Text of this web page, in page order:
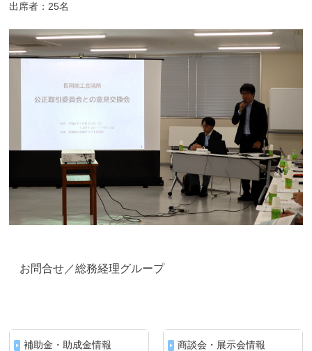
出席者：25名
お問合せ／総務経理グループ
補助金・助成金情報 商談会・展示会情報